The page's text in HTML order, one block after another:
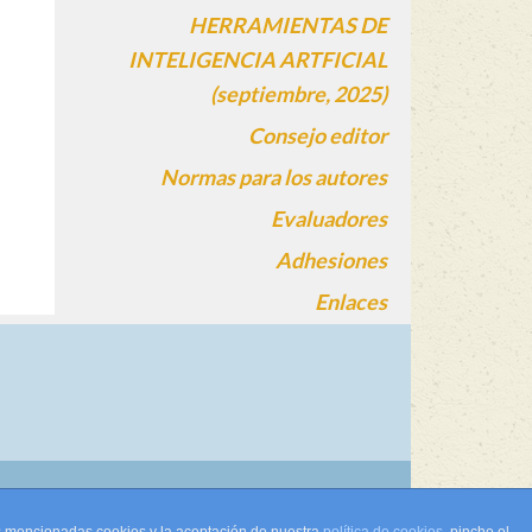
HERRAMIENTAS DE
INTELIGENCIA ARTFICIAL
(septiembre, 2025)
Consejo editor
Normas para los autores
Evaluadores
Adhesiones
Enlaces